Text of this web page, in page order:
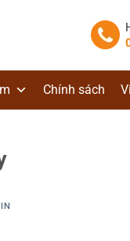
Chính sách